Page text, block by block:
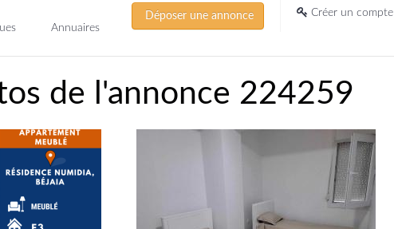
Annuaires
Déposer une annonce Créer un compte
de l'annonce 224259